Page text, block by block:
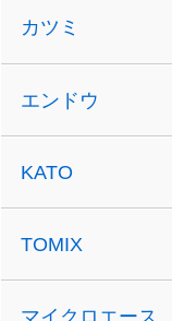
カツミ
エンドウ
KATO
TOMIX